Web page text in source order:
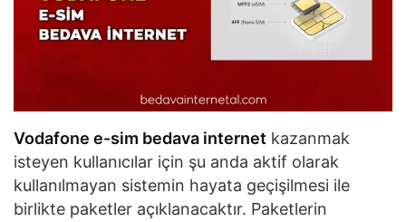
Vodafone e-sim bedava internet kazanmak
isteyen kullanıcılar için şu anda aktif olarak
kullanılmayan sistemin hayata geçişilmesi ile
birlikte paketler açıklanacaktır. Paketlerin